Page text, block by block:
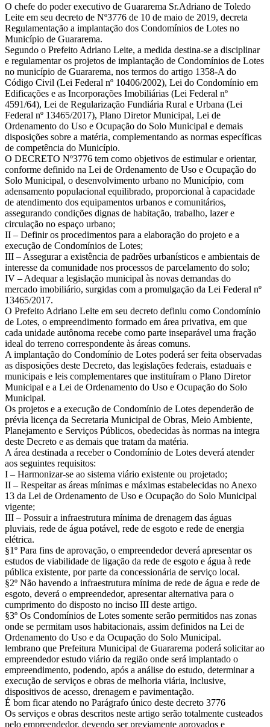
O chefe do poder executivo de Guararema Sr.Adriano de Toledo
Leite em seu decreto de Nº3776 de 10 de maio de 2019, decreta
Regulamentação a implantação dos Condomínios de Lotes no
Município de Guararema.
Segundo o Prefeito Adriano Leite, a medida destina-se a disciplinar
e regulamentar os projetos de implantação de Condomínios de Lotes
no município de Guararema, nos termos do artigo 1358-A do
Código Civil (Lei Federal nº 10406/2002), Lei do Condomínio em
Edificações e as Incorporações Imobiliárias (Lei Federal nº
4591/64), Lei de Regularização Fundiária Rural e Urbana (Lei
Federal nº 13465/2017), Plano Diretor Municipal, Lei de
Ordenamento do Uso e Ocupação do Solo Municipal e demais
disposições sobre a matéria, complementando as normas específicas
de competência do Município.
O DECRETO Nº3776 tem como objetivos de estimular e orientar,
conforme definido na Lei de Ordenamento de Uso e Ocupação do
Solo Municipal, o desenvolvimento urbano no Município, com
adensamento populacional equilibrado, proporcional à capacidade
de atendimento dos equipamentos urbanos e comunitários,
assegurando condições dignas de habitação, trabalho, lazer e
circulação no espaço urbano;
II – Definir os procedimentos para a elaboração do projeto e a
execução de Condomínios de Lotes;
III – Assegurar a existência de padrões urbanísticos e ambientais de
interesse da comunidade nos processos de parcelamento do solo;
IV – Adequar a legislação municipal às novas demandas do
mercado imobiliário, surgidas com a promulgação da Lei Federal nº
13465/2017.
O Prefeito Adriano Leite em seu decreto definiu como Condomínio
de Lotes, o empreendimento formado em área privativa, em que
cada unidade autônoma recebe como parte inseparável uma fração
ideal do terreno correspondente às áreas comuns.
A implantação do Condomínio de Lotes poderá ser feita observadas
as disposições deste Decreto, das legislações federais, estaduais e
municipais e leis complementares que instituíram o Plano Diretor
Municipal e a Lei de Ordenamento do Uso e Ocupação do Solo
Municipal.
Os projetos e a execução de Condomínio de Lotes dependerão de
prévia licença da Secretaria Municipal de Obras, Meio Ambiente,
Planejamento e Serviços Públicos, obedecidas às normas na integra
deste Decreto e as demais que tratam da matéria.
A área destinada a receber o Condomínio de Lotes deverá atender
aos seguintes requisitos:
I – Harmonizar-se ao sistema viário existente ou projetado;
II – Respeitar as áreas mínimas e máximas estabelecidas no Anexo
13 da Lei de Ordenamento de Uso e Ocupação do Solo Municipal
vigente;
III – Possuir a infraestrutura mínima de drenagem das águas
pluviais, rede de água potável, rede de esgoto e rede de energia
elétrica.
§1º Para fins de aprovação, o empreendedor deverá apresentar os
estudos de viabilidade de ligação da rede de esgoto e água à rede
pública existente, por parte da concessionária de serviço local.
§2º Não havendo a infraestrutura mínima de rede de água e rede de
esgoto, deverá o empreendedor, apresentar alternativa para o
cumprimento do disposto no inciso III deste artigo.
§3º Os Condomínios de Lotes somente serão permitidos nas zonas
onde se permitam usos habitacionais, assim definidos na Lei de
Ordenamento do Uso e da Ocupação do Solo Municipal.
lembrano que Prefeitura Municipal de Guararema poderá solicitar ao
empreendedor estudo viário da região onde será implantado o
empreendimento, podendo, após a análise do estudo, determinar a
execução de serviços e obras de melhoria viária, inclusive,
dispositivos de acesso, drenagem e pavimentação.
É bom ficar atendo no Parágrafo único deste decreto 3776
Os serviços e obras descritos neste artigo serão totalmente custeados
pelo empreendedor, devendo ser previamente aprovados e